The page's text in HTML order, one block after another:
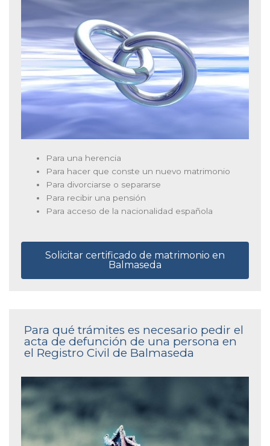
Para una herencia
Para hacer que conste un nuevo matrimonio
Para divorciarse o separarse
Para recibir una pensión
Para acceso de la nacionalidad española
Solicitar certificado de matrimonio en
Balmaseda
Para qué trámites es necesario pedir el
acta de defunción de una persona en
el Registro Civil de Balmaseda